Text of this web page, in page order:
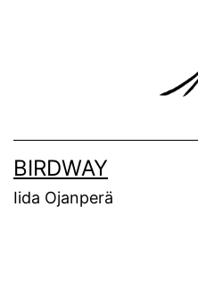
BIRDWAY
Iida Ojanperä